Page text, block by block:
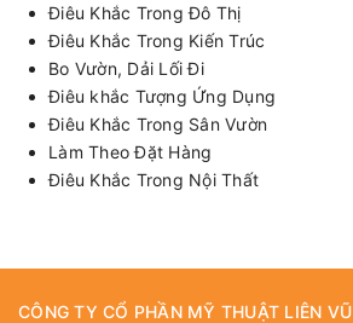
Điêu Khắc Trong Đô Thị
Điêu Khắc Trong Kiến Trúc
Bo Vườn, Dải Lối Đi
Điêu khắc Tượng Ứng Dụng
Điêu Khắc Trong Sân Vườn
Làm Theo Đặt Hàng
Điêu Khắc Trong Nội Thất
CÔNG TY CỔ PHẦN MỸ THUẬT LIÊN VŨ